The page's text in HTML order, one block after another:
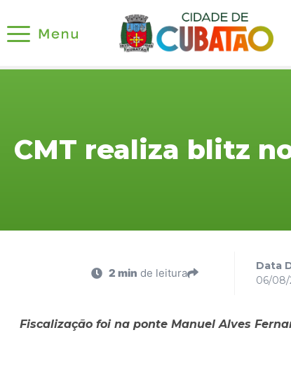
CMT realiza blitz
2 min de leitura
Data
06/08/
Fiscalização foi na ponte Manuel Alves